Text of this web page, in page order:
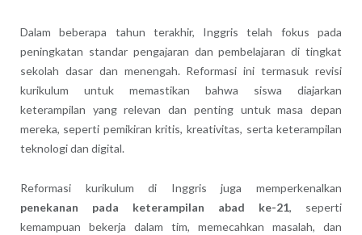
Dalam beberapa tahun terakhir, Inggris telah fokus pada
peningkatan standar pengajaran dan pembelajaran di tingkat
sekolah dasar dan menengah. Reformasi ini termasuk revisi
kurikulum untuk memastikan bahwa siswa diajarkan
keterampilan yang relevan dan penting untuk masa depan
mereka, seperti pemikiran kritis, kreativitas, serta keterampilan
teknologi dan digital.
Reformasi kurikulum di Inggris juga memperkenalkan
penekanan pada keterampilan abad ke-21, seperti
kemampuan bekerja dalam tim, memecahkan masalah, dan